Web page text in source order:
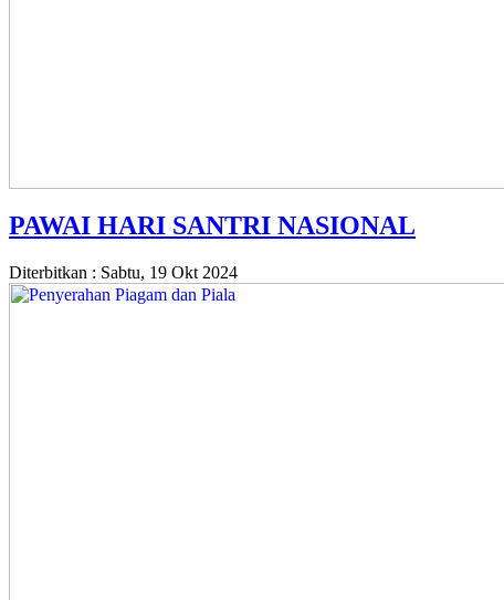
PAWAI HARI SANTRI NASIONAL
Diterbitkan : Sabtu, 19 Okt 2024